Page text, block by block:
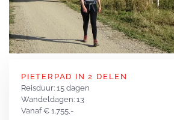
PIETERPAD IN 2 DELEN
Reisduur: 15 dagen
Wandeldagen: 13
Vanaf € 1.755,-